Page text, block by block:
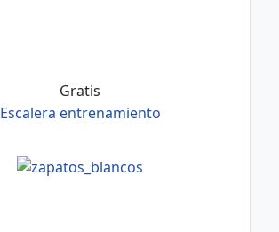
Gratis
Escalera entrenamiento